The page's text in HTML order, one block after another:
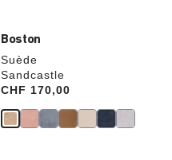
Boston
Suède
Sandcastle
Price:
CHF 170,00